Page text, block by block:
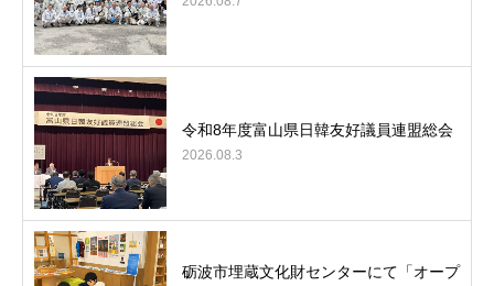
令和8年度富山県日韓友好議員連盟総会
2026.08.3
砺波市埋蔵文化財センターにて「オープ